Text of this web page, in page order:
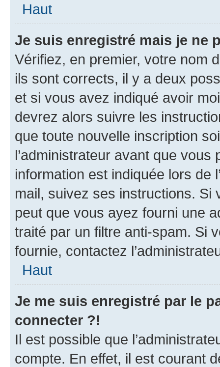
Haut
Je suis enregistré mais je ne
Vérifiez, en premier, votre nom
ils sont corrects, il y a deux
et si vous avez indiqué avoir
devrez alors suivre les
que toute nouvelle inscription
l’administrateur avant que
information est indiquée lors de
mail, suivez ses instructions. Si
peut que vous ayez fourni une
traité par un filtre anti-spam. Si
fournie, contactez
Haut
Je me suis enregistré par le
connecter ?!
Il est possible que
compte. En effet, il est courant